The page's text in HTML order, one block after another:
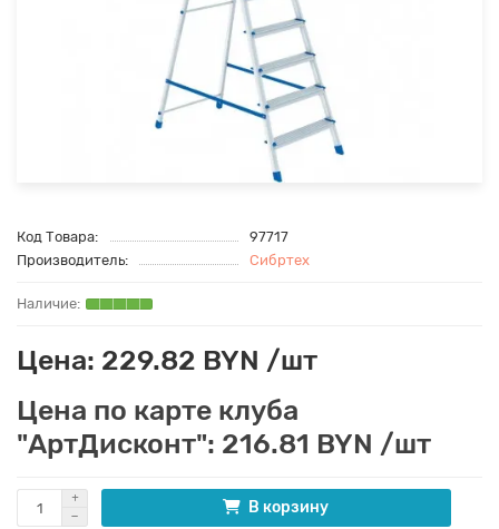
Код Товара:
97717
Производитель:
Сибртех
Цена: 229.82 BYN /шт
Цена по карте клуба
"АртДисконт": 216.81 BYN /шт
В корзину